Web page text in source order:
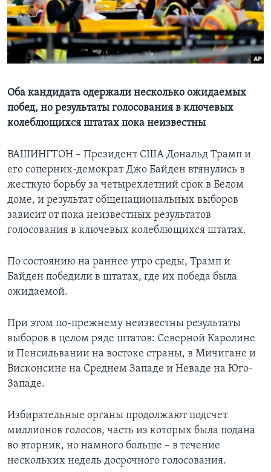
Learning English
СОЦИАЛЬНЫЕ СЕТИ
Языки
Оба кандидата одержали несколько ожидаемых
побед, но результаты голосования в ключевых
колеблющихся штатах пока неизвестны
ВАШИНГТОН – Президент США Дональд Трамп и
его соперник-демократ Джо Байден втянулись в
жесткую борьбу за четырехлетний срок в Белом
доме, и результат общенациональных выборов
зависит от пока неизвестных результатов
голосования в ключевых колеблющихся штатах.
По состоянию на раннее утро среды, Трамп и
Байден победили в штатах, где их победа была
ожидаемой.
При этом по-прежнему неизвестны результаты
выборов в целом ряде штатов: Северной Каролине
и Пенсильвании на востоке страны, в Мичигане и
Висконсине на Среднем Западе и Неваде на Юго-
Западе.
Избирательные органы продолжают подсчет
миллионов голосов, часть из которых была подана
во вторник, но намного больше – в течение
нескольких недель досрочного голосования.